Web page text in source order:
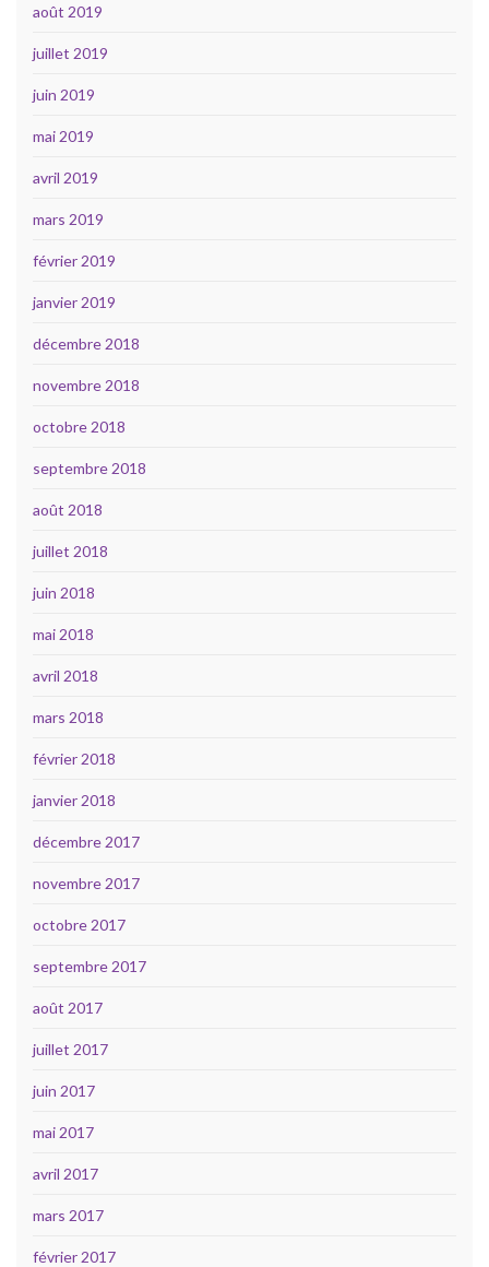
août 2019
juillet 2019
juin 2019
mai 2019
avril 2019
mars 2019
février 2019
janvier 2019
décembre 2018
novembre 2018
octobre 2018
septembre 2018
août 2018
juillet 2018
juin 2018
mai 2018
avril 2018
mars 2018
février 2018
janvier 2018
décembre 2017
novembre 2017
octobre 2017
septembre 2017
août 2017
juillet 2017
juin 2017
mai 2017
avril 2017
mars 2017
février 2017